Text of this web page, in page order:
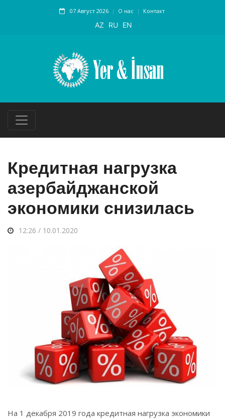
07 Август 2026 О нас Контакт
AZ RU EN
Кредитная нагрузка
азербайджанской
экономики снизилась
12:26 / 10.01.2020
На 1 декабря 2019 года кредитная нагрузка экономики